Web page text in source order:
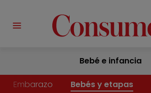
Bebé e infancia
Embarazo Bebés y etapas